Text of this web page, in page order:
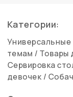
Категории:
Универсальные
темам / Товары
Сервировка
девочек /